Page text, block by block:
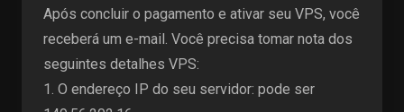
Após concluir o pagamento e ativar seu VPS, você
receberá um e-mail. Você precisa tomar nota dos
seguintes detalhes VPS:
1. O endereço IP do seu servidor: pode ser